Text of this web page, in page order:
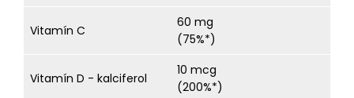
Vitamín C
60 mg
(75%*)
Vitamín D - kalciferol
10 mcg
(200%*)